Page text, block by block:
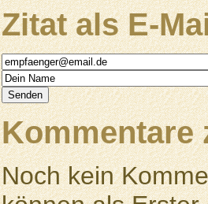
Zitat als E-
Kommentare
Noch kein